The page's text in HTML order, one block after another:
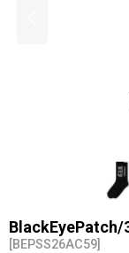
BlackEyePatch/3
[BEPSS26AC59]